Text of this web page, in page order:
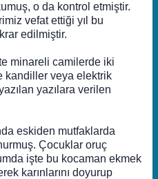
o da kontrol etmiştir.
vefat ettiği yıl bu
edilmiştir.
minareli camilerde iki
kandiller veya elektrik
yazılara verilen
eskiden mutfaklarda
Çocuklar oruç
işte bu kocaman ekmek
karınlarını doyurup